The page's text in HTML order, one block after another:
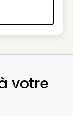
votre